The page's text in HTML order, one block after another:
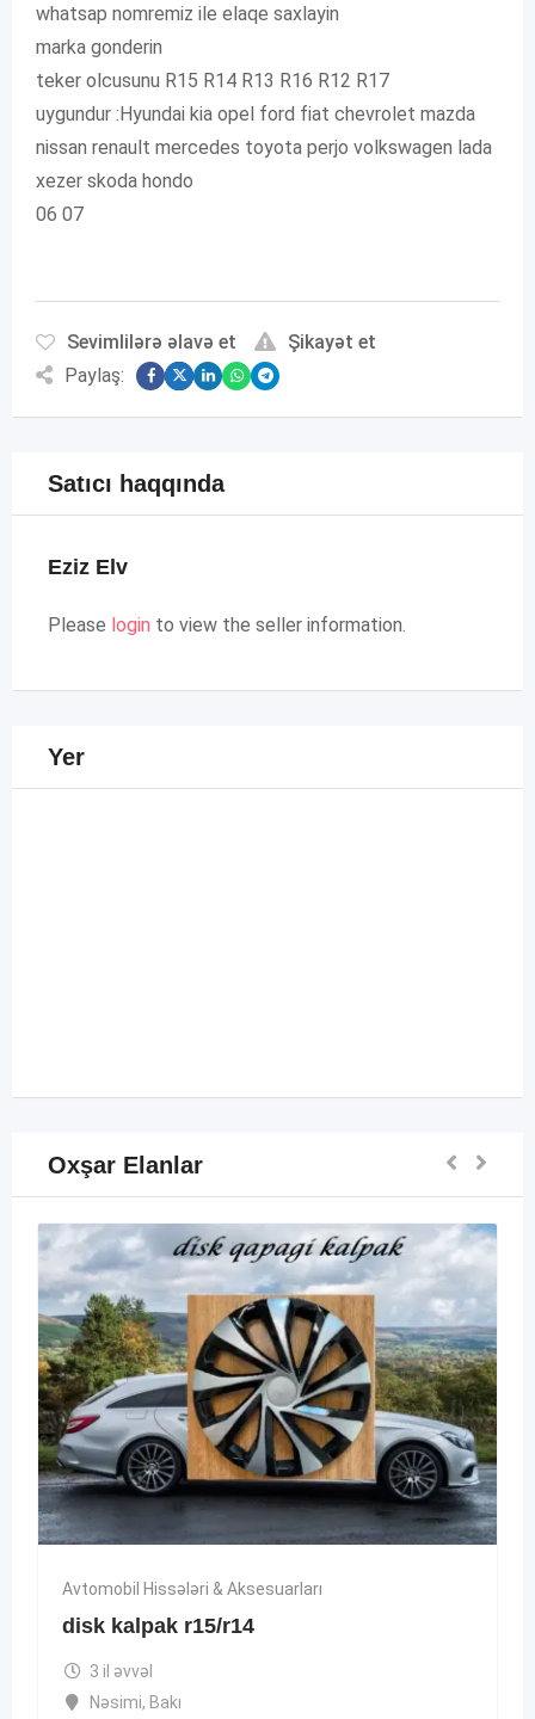
whatsap nomremiz ile elaqe saxlayin
marka gonderin
teker olcusunu R15 R14 R13 R16 R12 R17
uygundur :Hyundai kia opel ford fiat chevrolet mazda
nissan renault mercedes toyota perjo volkswagen lada
xezer skoda hondo
06 07
Sevimlilərə əlavə et
Şikayət et
Paylaş:
Satıcı haqqında
Eziz Elv
Please login to view the seller information.
Yer
Oxşar Elanlar
Avtomobil Hissələri & Aksesuarları
disk kalpak r15/r14
3 il əvvəl
Nəsimi, Bakı